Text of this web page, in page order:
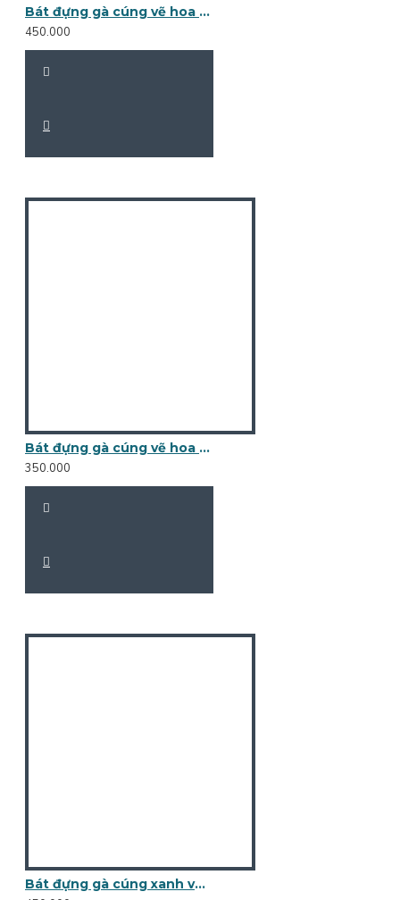
Bát đựng gà cúng vẽ hoa bèo BG04
450.000
Bát đựng gà cúng vẽ hoa sen BG02B
350.000
Bát đựng gà cúng xanh vẽ sen đen BG02